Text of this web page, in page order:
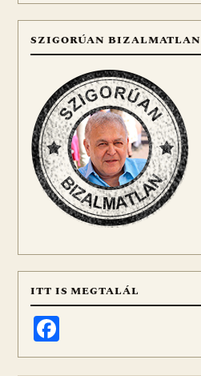
SZIGORÚAN BIZALMATLAN
ITT IS MEGTALÁL